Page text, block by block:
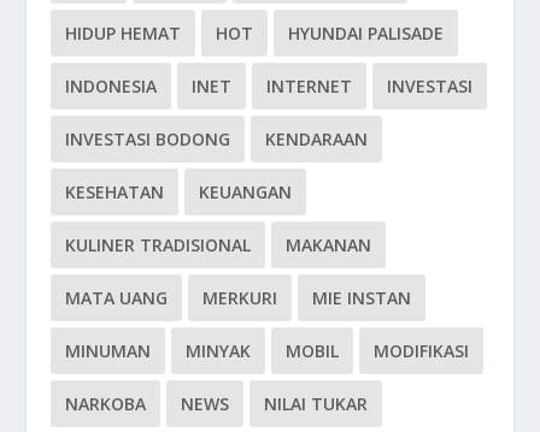
HIDUP HEMAT HOT HYUNDAI PALISADE
INDONESIA INET INTERNET INVESTASI
INVESTASI BODONG KENDARAAN
KESEHATAN KEUANGAN
KULINER TRADISIONAL MAKANAN
MATA UANG MERKURI MIE INSTAN
MINUMAN MINYAK MOBIL MODIFIKASI
NARKOBA NEWS NILAI TUKAR